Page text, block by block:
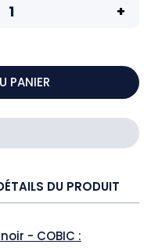
PANIER
DU PRODUIT
- COBIC :